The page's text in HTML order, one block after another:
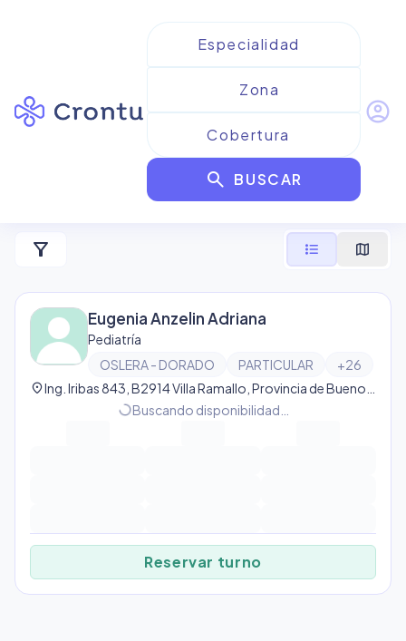
search BUSCAR
account_circle
Resultados paraOSLeRA -
filter_alt format_list_bulleted map
Eugenia Anzelin Adriana
Pediatría
OSLERA - DORADO
PARTICULAR +26
location_on
progress_activityBuscando disponibilidad…
Reservar turno